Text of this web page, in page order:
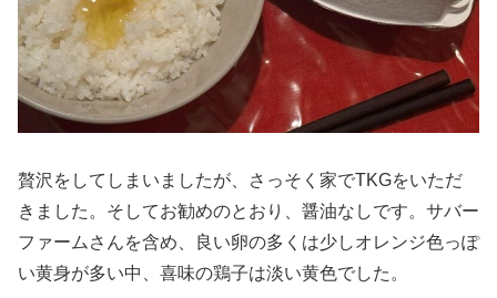
贅沢をしてしまいましたが、さっそく家でTKGをいただ
きました。そしてお勧めのとおり、醤油なしです。サバー
ファームさんを含め、良い卵の多くは少しオレンジ色っぽ
い黄身が多い中、喜味の鶏子は淡い黄色でした。